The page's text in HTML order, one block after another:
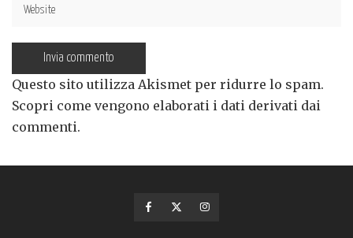
Questo sito utilizza Akismet per ridurre lo spam.
Scopri come vengono elaborati i dati derivati dai
commenti.